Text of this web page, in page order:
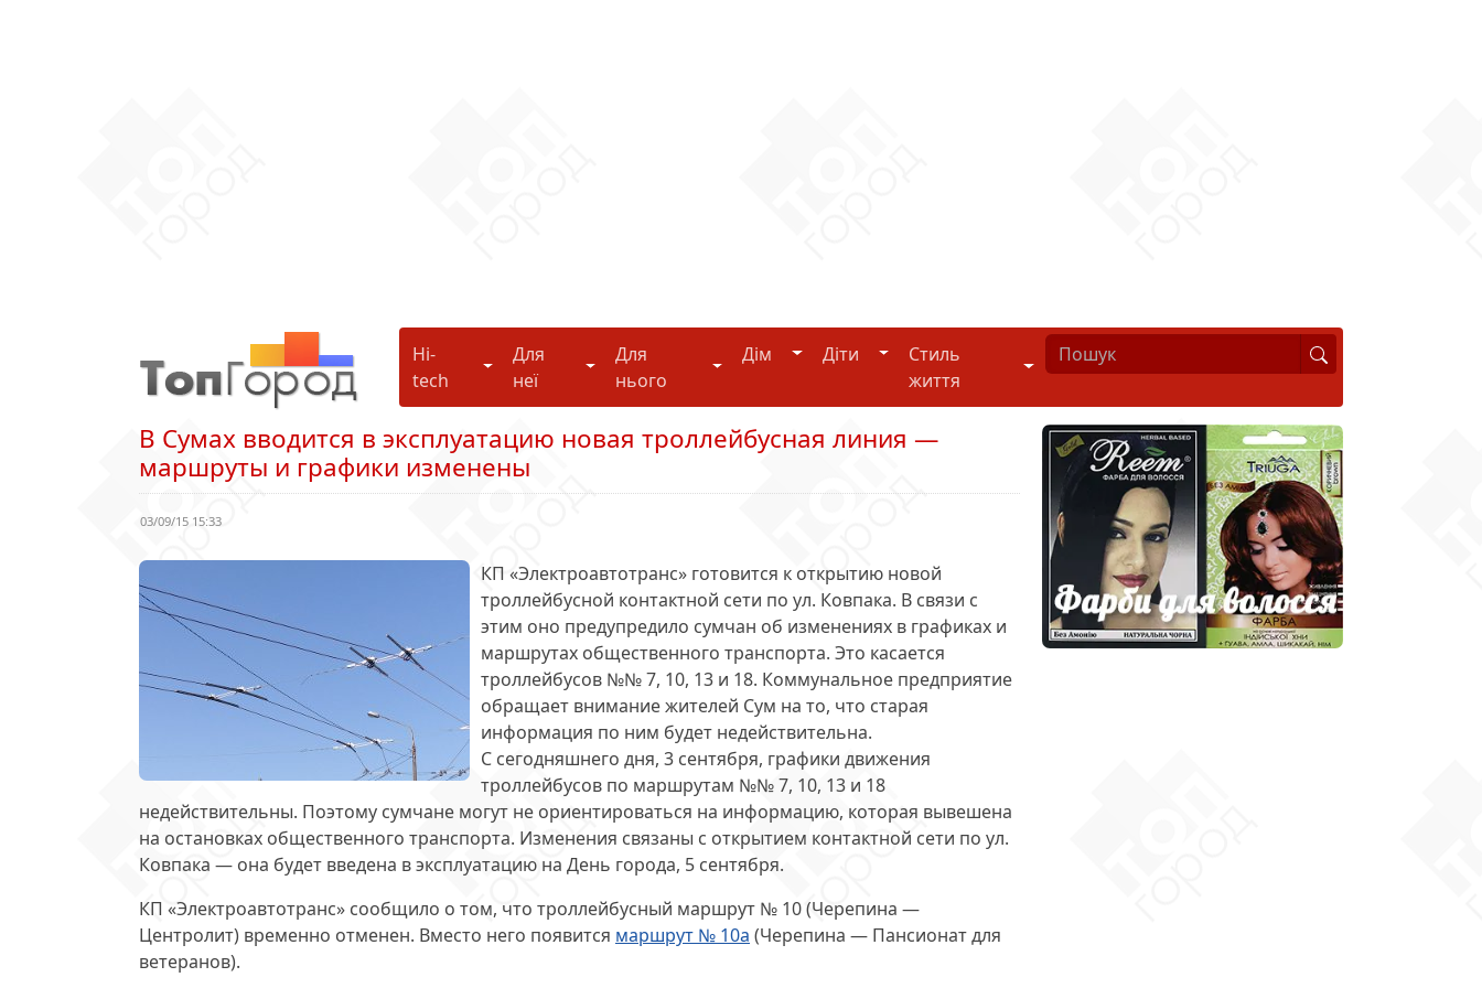
Hi-
tech
Hi-tech
Для
неї
Для неї
Для
нього
Для нього
Дім Дім Діти ДітиСтиль
життя
Стиль життя
В Сумах вводится в эксплуатацию новая троллейбусная линия —
маршруты и графики изменены
03/09/15 15:33
КП «Электроавтотранс» готовится к открытию новой
троллейбусной контактной сети по ул. Ковпака. В связи с
этим оно предупредило сумчан об изменениях в графиках и
маршрутах общественного транспорта. Это касается
троллейбусов №№ 7, 10, 13 и 18. Коммунальное предприятие
обращает внимание жителей Сум на то, что старая
информация по ним будет недействительна.
С сегодняшнего дня, 3 сентября, графики движения
троллейбусов по маршрутам №№ 7, 10, 13 и 18
недействительны. Поэтому сумчане могут не ориентироваться на информацию, которая вывешена
на остановках общественного транспорта. Изменения связаны с открытием контактной сети по ул.
Ковпака — она будет введена в эксплуатацию на День города, 5 сентября.
КП «Электроавтотранс» сообщило о том, что троллейбусный маршрут № 10 (Черепина —
Центролит) временно отменен. Вместо него появится маршрут № 10а (Черепина — Пансионат для
ветеранов).